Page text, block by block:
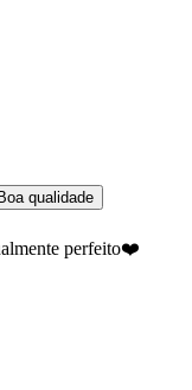
Boa qualidade
perfeito❤️